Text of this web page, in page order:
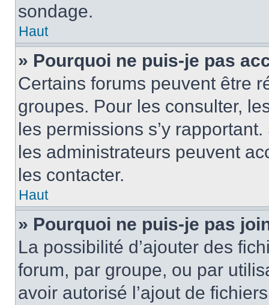
sondage.
Haut
» Pourquoi ne puis-je pas
Certains forums peuvent être
groupes. Pour les consulter,
les permissions s’y
les administrateurs peuvent
les contacter.
Haut
» Pourquoi ne puis-je pas
La possibilité d’ajouter des
forum, par groupe, ou par
avoir autorisé l’ajout de